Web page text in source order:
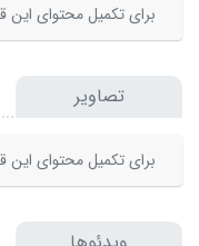
برای تکمیل محتوای این
تصاویر
برای تکمیل محتوای این